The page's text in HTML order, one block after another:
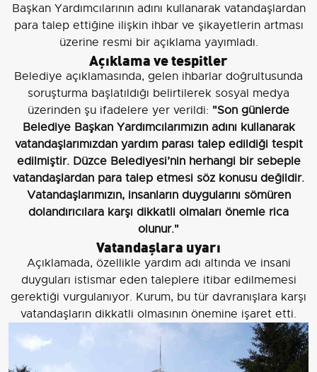
Başkan Yardımcılarının adını kullanarak vatandaşlardan
para talep ettiğine ilişkin ihbar ve şikayetlerin artması
üzerine resmi bir açıklama yayımladı.
Açıklama ve tespitler
Belediye açıklamasında, gelen ihbarlar doğrultusunda
soruşturma başlatıldığı belirtilerek sosyal medya
üzerinden şu ifadelere yer verildi: "Son günlerde
Belediye Başkan Yardımcılarımızın adını kullanarak
vatandaşlarımızdan yardım parası talep edildiği tespit
edilmiştir. Düzce Belediyesi’nin herhangi bir sebeple
vatandaşlardan para talep etmesi söz konusu değildir.
Vatandaşlarımızın, insanların duygularını sömüren
dolandırıcılara karşı dikkatli olmaları önemle rica
olunur."
Vatandaşlara uyarı
Açıklamada, özellikle yardım adı altında ve insani
duyguları istismar eden taleplere itibar edilmemesi
gerektiği vurgulanıyor. Kurum, bu tür davranışlara karşı
vatandaşların dikkatli olmasının önemine işaret etti.